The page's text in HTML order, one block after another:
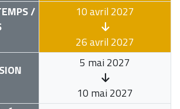
/
10 avril 2027
26 avril 2027
5 mai 2027
10 mai 2027